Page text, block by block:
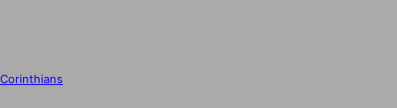
Corinthians